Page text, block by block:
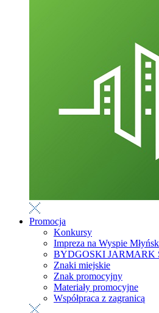
Promocja
Konkursy
Impreza na Wyspie
BYDGOSKI JARMARK
Znaki miejskie
Znak promocyjny
Materiały promocyjne
Współpraca z zagranicą